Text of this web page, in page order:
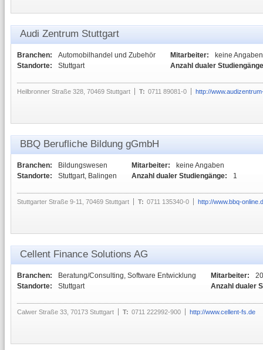
Audi Zentrum Stuttgart
Branchen:
Automobilhandel und Zubehör
Standorte:
Stuttgart
Mitarbeiter:
keine Angaben
Anzahl dualer
Heilbronner Straße 328, 70469 Stuttgart T: 0711 89081-0 http://
BBQ Berufliche Bildung gGmbH
Branchen:
Bildungswesen
Standorte:
Stuttgart, Balingen
Mitarbeiter:
keine Angaben
Anzahl dualer Studiengänge:
1
Stuttgarter Straße 9-11, 70469 Stuttgart T: 0711 135340-0 http://www.bbq-
Cellent Finance Solutions AG
Branchen:
Beratung/Consulting, Software Entwicklung
Standorte:
Stuttgart
Mitarbeiter:
Anzahl dualer
Calwer Straße 33, 70173 Stuttgart T: 0711 222992-900 http://www.cellent-fs.de